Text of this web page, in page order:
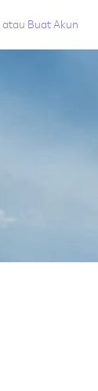
atau Buat Akun